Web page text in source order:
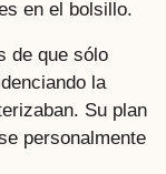
en el bolsillo.
de que sólo
la
Su plan
personalmente